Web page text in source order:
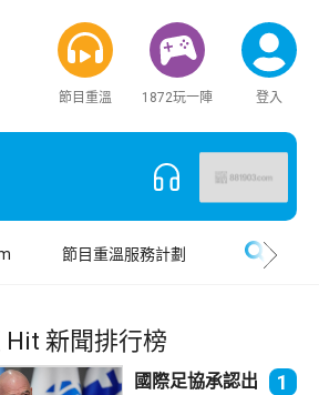
節目重溫 1872玩一陣 登入
節目重溫服務計劃
Hit 新聞排行榜
國際足協承認出
1